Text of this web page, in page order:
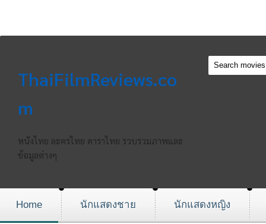
ThaiFilmReviews.co
m
หนังไทย ละครไทย ดาราไทย รวบรวมภาพและ
ข้อมูลต่างๆ
Home นักแสดงชาย นักแสดงหญิง